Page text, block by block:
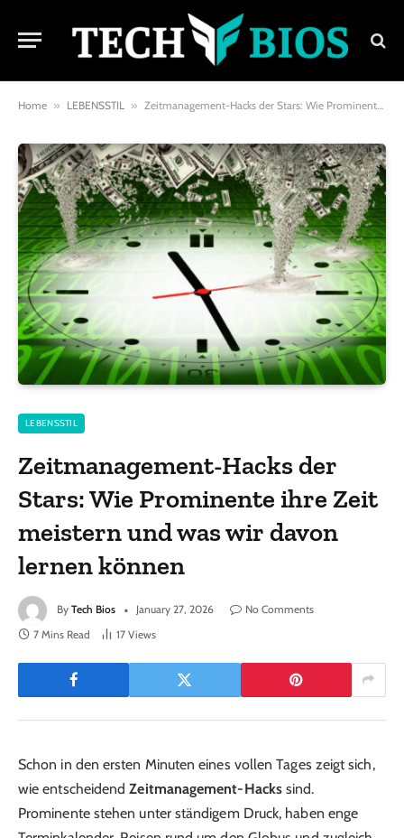
Home » LEBENSSTIL » Zeitmanagement-Hacks der Stars: Wie Prominente ihre Zeit meistern und was wir davon lernen können
LEBENSSTIL
Zeitmanagement-Hacks der
Stars: Wie Prominente ihre Zeit
meistern und was wir davon
lernen können
By Tech Bios January 27, 2026
No Comments
7 Mins Read
17 Views
Schon in den ersten Minuten eines vollen Tages zeigt sich,
wie entscheidendZeitmanagement-Hackssind.
Prominente stehen unter ständigem Druck, haben enge